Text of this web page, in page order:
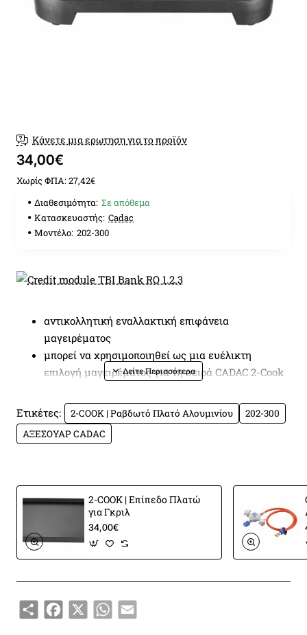
Κάνετε μια ερωτηση για το προϊόν
34,00€
Χωρίς ΦΠΑ: 27,42€
Διαθεσιμότητα: Σε απόθεμα
Κατασκευαστής: Cadac
Μοντέλο: 202-300
αντικολλητική εναλλακτική επιφάνεια
μαγειρέματος
μπορεί να χρησιμοποιηθεί ως μια ευέλικτη
επιλογή μαγειρέματος για τη σειρά CADAC 2-Cook
μπουρεκάκια ψαριών και χάμπουργκερ
Χώρος μαγειρέματος: 25 x 25 εκ
Ετικέτες: 2-COOK | Ραβδωτό Πλατό Αλουμινίου
202-300
ΑΞΕΣΟΥΑΡ CADAC
2-COOK | Επίπεδο Πλατώ
για Γκριλ
34,00€
Share Facebook
X WhatsApp
Email